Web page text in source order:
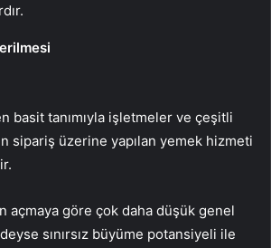
basit tanımıyla işletmeler ve çeşitli
sipariş üzerine yapılan yemek hizmeti
açmaya göre çok daha düşük genel
sınırsız büyüme potansiyeli ile